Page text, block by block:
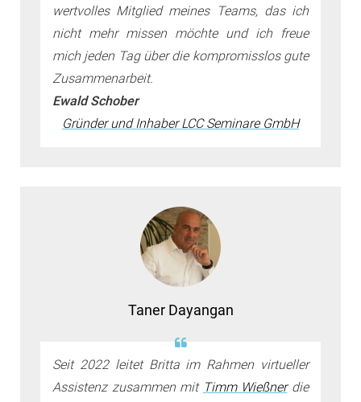
wertvolles Mitglied meines Teams, das ich
nicht mehr missen möchte und ich freue
mich jeden Tag über die kompromisslos gute
Zusammenarbeit.
Ewald Schober
Gründer und Inhaber LCC Seminare GmbH
Taner Dayangan
Seit 2022 leitet Britta im Rahmen virtueller
Assistenz zusammen mit Timm Wießnerdie